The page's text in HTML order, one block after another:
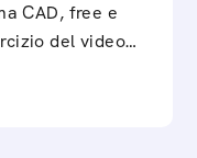
CAD, free e
del video…